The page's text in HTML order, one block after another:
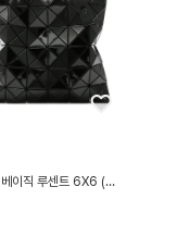
베이직 루센트 6X6 (4